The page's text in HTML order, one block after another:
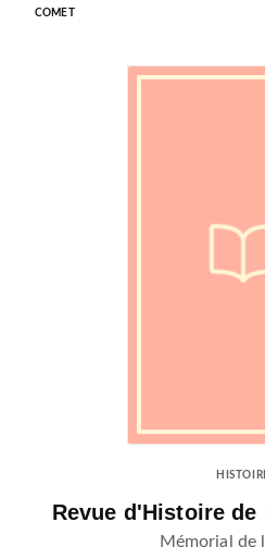
COMET
Revue d'Histoire de
Mémorial de